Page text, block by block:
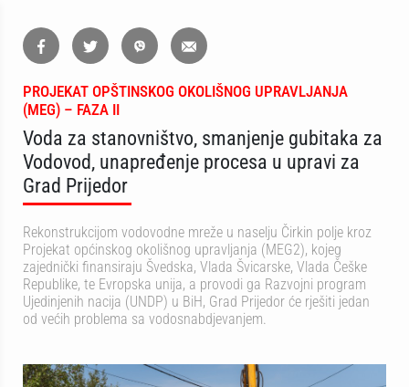
PROJEKAT OPŠTINSKOG OKOLIŠNOG UPRAVLJANJA
(MEG) – FAZA II
Voda za stanovništvo, smanjenje gubitaka za
Vodovod, unapređenje procesa u upravi za
Grad Prijedor
Rekonstrukcijom vodovodne mreže u naselju Čirkin polje kroz
Projekat općinskog okolišnog upravljanja (MEG2), kojeg
zajednički finansiraju Švedska, Vlada Švicarske, Vlada Češke
Republike, te Evropska unija, a provodi ga Razvojni program
Ujedinjenih nacija (UNDP) u BiH, Grad Prijedor će rješiti jedan
od većih problema sa vodosnabdjevanjem.